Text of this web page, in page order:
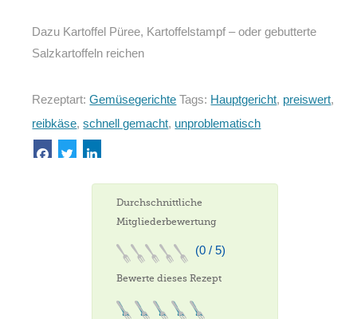
Dazu Kartoffel Püree, Kartoffelstampf – oder gebutterte
Salzkartoffeln reichen
Rezeptart:Gemüsegerichte Tags: Hauptgericht, preiswert,
reibkäse,schnell gemacht, unproblematisch
Durchschnittliche
Mitgliederbewertung
(0 / 5)
Bewerte dieses Rezept